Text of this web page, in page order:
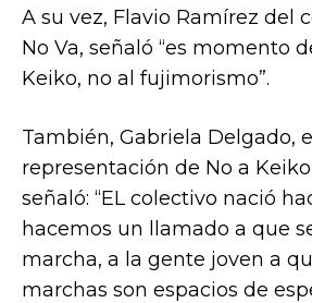
A su vez, Flavio Ramírez del
No Va, señaló “es momento
Keiko, no al fujimorismo”.
También, Gabriela Delgado,
representación de No a
señaló: “EL colectivo nació
hacemos un llamado a que
marcha, a la gente joven a
marchas son espacios de